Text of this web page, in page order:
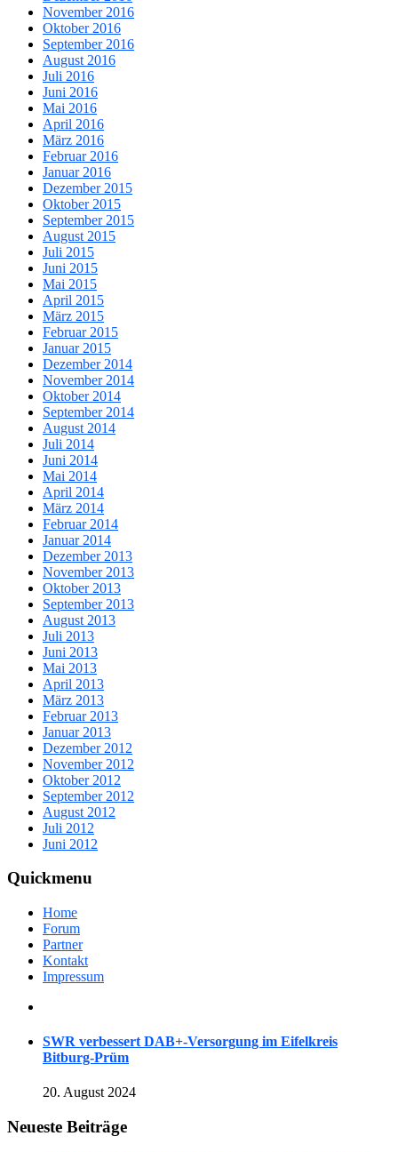
November 2016
Oktober 2016
September 2016
August 2016
Juli 2016
Juni 2016
Mai 2016
April 2016
März 2016
Februar 2016
Januar 2016
Dezember 2015
Oktober 2015
September 2015
August 2015
Juli 2015
Juni 2015
Mai 2015
April 2015
März 2015
Februar 2015
Januar 2015
Dezember 2014
November 2014
Oktober 2014
September 2014
August 2014
Juli 2014
Juni 2014
Mai 2014
April 2014
März 2014
Februar 2014
Januar 2014
Dezember 2013
November 2013
Oktober 2013
September 2013
August 2013
Juli 2013
Juni 2013
Mai 2013
April 2013
März 2013
Februar 2013
Januar 2013
Dezember 2012
November 2012
Oktober 2012
September 2012
August 2012
Juli 2012
Juni 2012
Quickmenu
Home
Forum
Partner
Kontakt
Impressum
SWR verbessert DAB+-Versorgung im Eifelkreis
Bitburg-Prüm
20. August 2024
Neueste Beiträge